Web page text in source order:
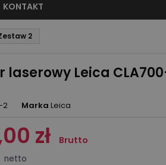
KONTAKT
2
laserowy Leica
2 Marka Leica
zł Brutto
netto